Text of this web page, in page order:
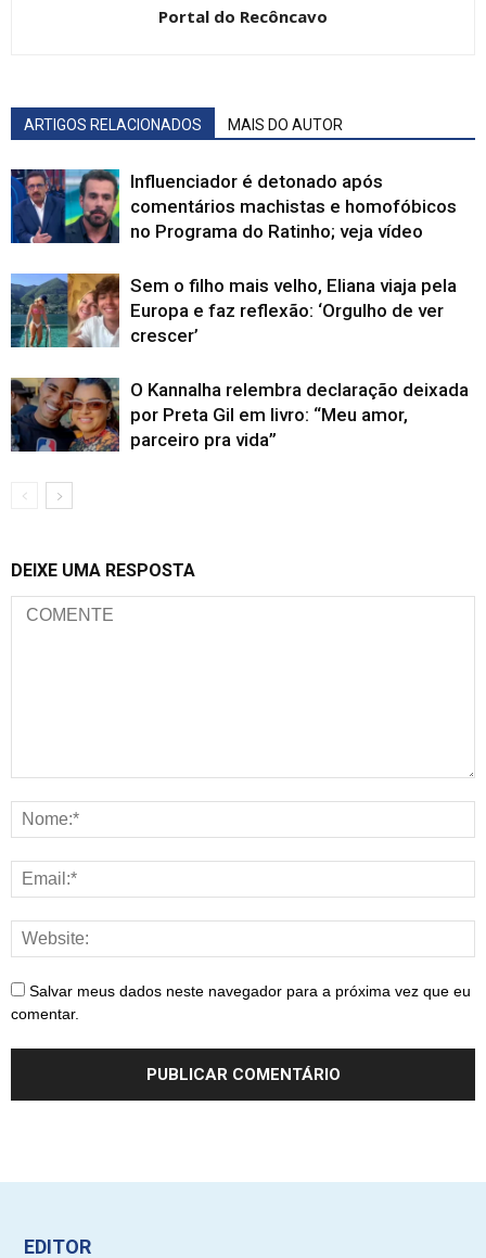
Portal do Recôncavo
ARTIGOS RELACIONADOS MAIS DO AUTOR
Influenciador é detonado após
comentários machistas e homofóbicos
no Programa do Ratinho; veja vídeo
Sem o filho mais velho, Eliana viaja pela
Europa e faz reflexão: ‘Orgulho de ver
crescer’
O Kannalha relembra declaração deixada
por Preta Gil em livro: “Meu amor,
parceiro pra vida”
DEIXE UMA RESPOSTA
Salvar meus dados neste navegador para a próxima vez que eu
comentar.
EDITOR